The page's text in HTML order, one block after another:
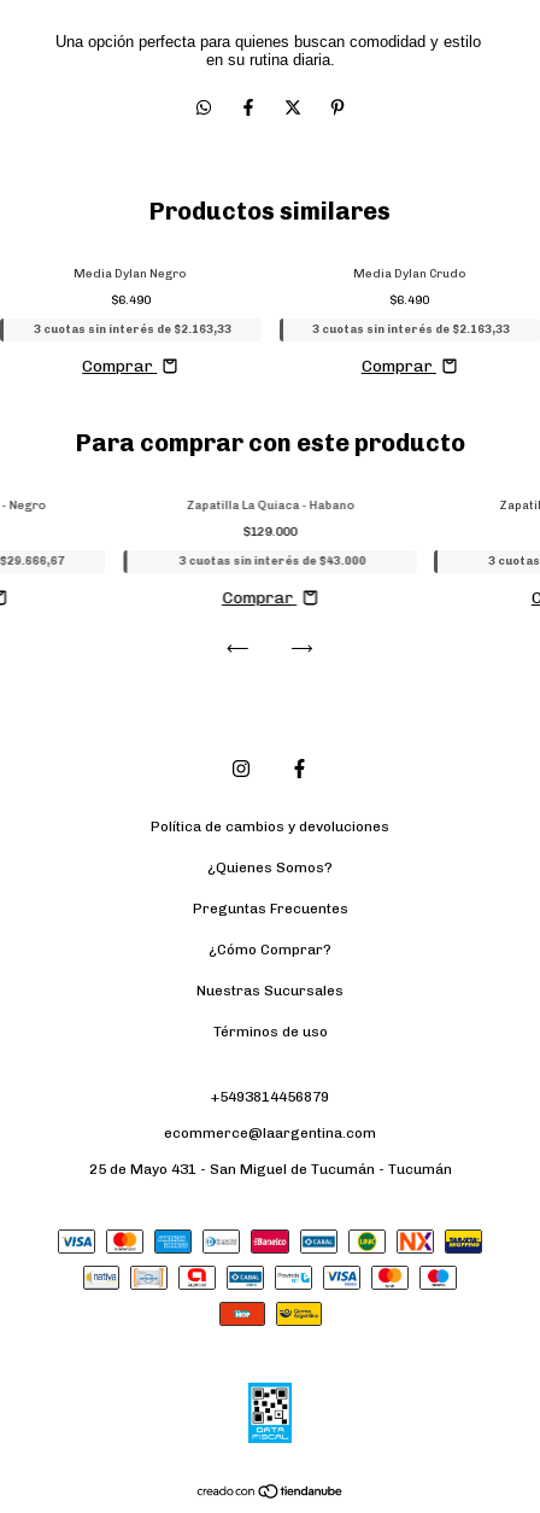
Una opción perfecta para quienes buscan comodidad y estilo
en su rutina diaria.
Productos similares
Media Dylan Negro
$6.490
3 cuotas sin interés de $2.163,33
Comprar
Media Dylan Crudo
$6.490
3 cuotas sin interés de $2.163,33
Comprar
Para comprar con este producto
Negro
Zapatilla La Quiaca - Habano
$129.000
3 cuotas sin interés de $43.000
Comprar
3
Política de cambios y devoluciones
¿Quienes Somos?
Preguntas Frecuentes
¿Cómo Comprar?
Nuestras Sucursales
Términos de uso
+5493814456879
ecommerce@laargentina.com
25 de Mayo 431 - San Miguel de Tucumán - Tucumán